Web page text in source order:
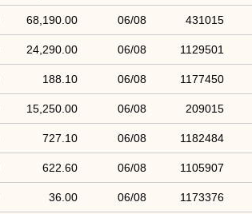
431015
06/08
68,190.00
1129501
06/08
24,290.00
1177450
06/08
188.10
209015
06/08
15,250.00
1182484
06/08
727.10
1105907
06/08
622.60
1173376
06/08
36.00